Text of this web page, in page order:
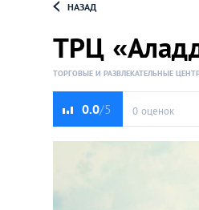
Loading...
НАЗАД
ТРЦ
ТОРГОВЫЕ И РАЗВЛЕКАТЕЛЬНЫЕ
0.0 0 оценок